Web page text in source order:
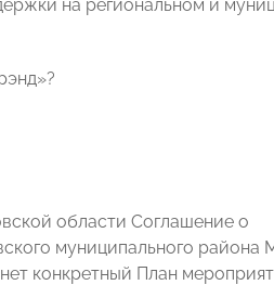
на региональном и
области Соглашение о
муниципального района
конкретный План